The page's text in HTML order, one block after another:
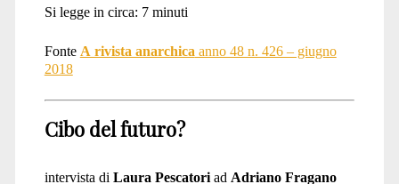
Si legge in circa: 7 minuti
Fonte A rivista anarchicaanno 48 n. 426 – giugno
2018
Cibo del futuro?
intervista di Laura Pescatoriad Adriano Fragano